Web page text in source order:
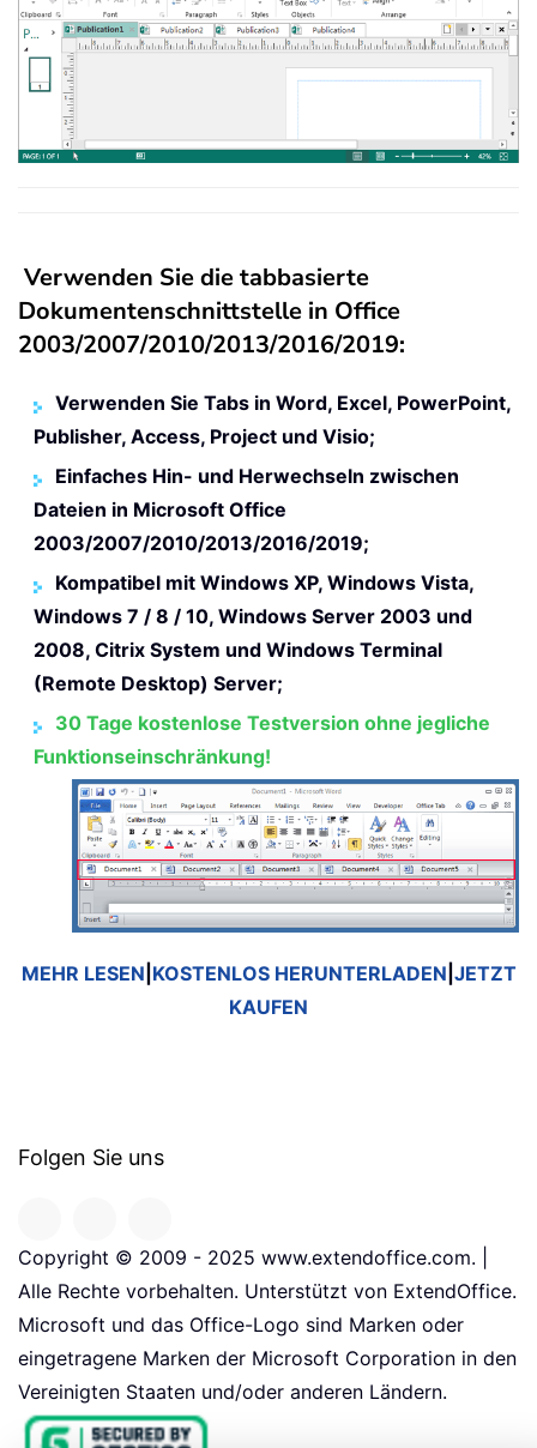
Verwenden Sie die tabbasierte
Dokumentenschnittstelle in Office
2003/2007/2010/2013/2016/2019:
Verwenden Sie Tabs in Word, Excel, PowerPoint,
Publisher, Access, Project und Visio;
Einfaches Hin- und Herwechseln zwischen
Dateien in Microsoft Office
2003/2007/2010/2013/2016/2019;
Kompatibel mit Windows XP, Windows Vista,
Windows 7 / 8 / 10, Windows Server 2003 und
2008, Citrix System und Windows Terminal
(Remote Desktop) Server;
30 Tage kostenlose Testversion ohne jegliche
Funktionseinschränkung!
MEHR LESEN KOSTENLOS HERUNTERLADEN JETZT
KAUFEN
Folgen Sie uns
Copyright © 2009 - 2025 www.extendoffice.com. |
Alle Rechte vorbehalten. Unterstützt von ExtendOffice.
Microsoft und das Office-Logo sind Marken oder
eingetragene Marken der Microsoft Corporation in den
Vereinigten Staaten und/oder anderen Ländern.